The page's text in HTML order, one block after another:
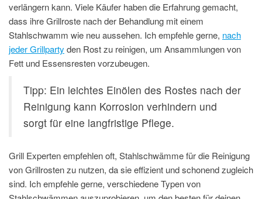
verlängern kann. Viele Käufer haben die Erfahrung gemacht,
dass ihre Grillroste nach der Behandlung mit einem
Stahlschwamm wie neu aussehen. Ich empfehle gerne, nach
jeder Grillparty den Rost zu reinigen, um Ansammlungen von
Fett und Essensresten vorzubeugen.
Tipp: Ein leichtes Einölen des Rostes nach der
Reinigung kann Korrosion verhindern und
sorgt für eine langfristige Pflege.
Grill Experten empfehlen oft, Stahlschwämme für die Reinigung
von Grillrosten zu nutzen, da sie effizient und schonend zugleich
sind. Ich empfehle gerne, verschiedene Typen von